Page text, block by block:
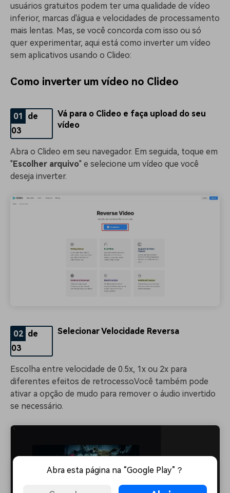
usuários gratuitos podem ter uma qualidade de vídeo
inferior, marcas d'água e velocidades de processamento
mais lentas. Mas, se você concorda com isso ou só
quer experimentar, aqui está como inverter um vídeo
sem aplicativos usando o Clideo:
Como inverter um vídeo no Clideo
01
de
03
Vá para o Clideo e faça upload do seu
vídeo
Abra o Clideo em seu navegador. Em seguida, toque em
"Escolher arquivo" e selecione um vídeo que você
deseja inverter.
02 de
03
Selecionar Velocidade Reversa
Escolha entre velocidade de 0.5x, 1x ou 2x para
diferentes efeitos de retrocesso.Você também pode
ativar a opção de mudo para remover o áudio invertido
se necessário.
Abra esta página na “Google Play”？